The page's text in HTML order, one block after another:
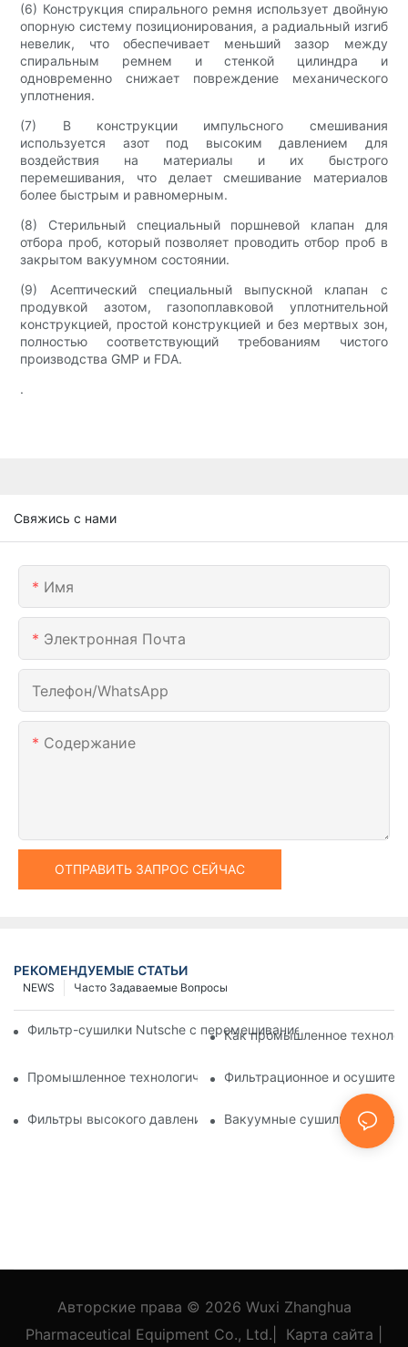
(6) Конструкция спирального ремня использует двойную
опорную систему позиционирования, а радиальный изгиб
невелик, что обеспечивает меньший зазор между
спиральным ремнем и стенкой цилиндра и
одновременно снижает повреждение механического
уплотнения.
(7) В конструкции импульсного смешивания
используется азот под высоким давлением для
воздействия на материалы и их быстрого
перемешивания, что делает смешивание материалов
более быстрым и равномерным.
(8) Стерильный специальный поршневой клапан для
отбора проб, который позволяет проводить отбор проб в
закрытом вакуумном состоянии.
(9) Асептический специальный выпускной клапан с
продувкой азотом, газопоплавковой уплотнительной
конструкцией, простой конструкцией и без мертвых зон,
полностью соответствующий требованиям чистого
производства GMP и FDA.
.
Свяжись с нами
Имя
Электронная Почта
Телефон/WhatsApp
Содержание
ОТПРАВИТЬ ЗАПРОС СЕЙЧАС
РЕКОМЕНДУЕМЫЕ СТАТЬИ
Часто Задаваемые Вопросы
NEWS
Фильтр-сушилки Nutsche с перемешиванием против
Как промышленное
Промышленное технологическое оборудование:
Фильтрационное и
Фильтры высокого давления Nutsche: применение в
Вакуумные сушилки для
Авторские права © 2026 Wuxi Zhanghua
Pharmaceutical Equipment Co., Ltd.
Карта сайта